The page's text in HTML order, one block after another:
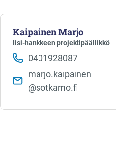
Kaipainen Marjo
Iisi-hankkeen projektipäällikkö
0401928087
marjo.kaipainen​
@sotkamo.fi